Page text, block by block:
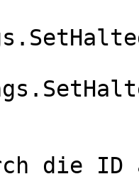
die ID